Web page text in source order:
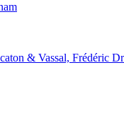
& Vassal, Frédéric